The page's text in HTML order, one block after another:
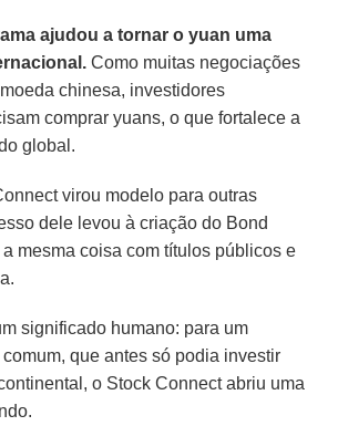
ajudou a tornar o yuan uma
Como muitas negociações
chinesa, investidores
comprar yuans, o que fortalece a
global.
virou modelo para outras
dele levou à criação do Bond
mesma coisa com títulos públicos e
significado humano: para um
que antes só podia investir
o Stock Connect abriu uma